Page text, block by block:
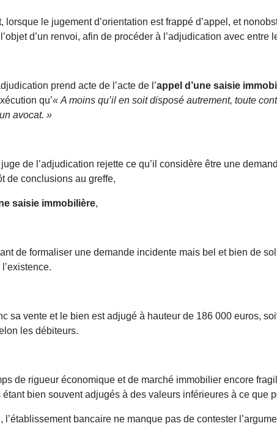
lorsque le jugement d’orientation est frappé d’appel, et
d’un renvoi, afin de procéder à l’adjudication avec
prend acte de l’acte de l’appel d’une saisie
qu’« A moins qu’il en soit disposé autrement, toute
avocat. »
de l’adjudication rejette ce qu’il considère être une
de conclusions au greffe,
saisie immobilière,
de formaliser une demande incidente mais bel et bien de
sa vente et le bien est adjugé à hauteur de 186 000 euros,
les débiteurs.
de rigueur économique et de marché immobilier encore
bien souvent adjugés à des valeurs inférieures à ce que
l’établissement bancaire ne manque pas de contester